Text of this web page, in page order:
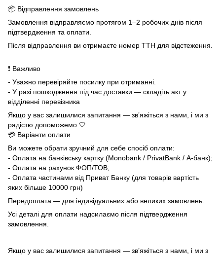
📦 Відправлення замовлень
Замовлення відправляємо протягом 1–2 робочих днів після
підтвердження та оплати.
Після відправлення ви отримаєте номер ТТН для відстеження.
❗ Важливо
- Уважно перевіряйте посилку при отриманні.
- У разі пошкодження під час доставки — складіть акт у
відділенні перевізника
Якщо у вас залишилися запитання — зв’яжіться з нами, і ми з
радістю допоможемо 🤍
💳 Варіанти оплати
Ви можете обрати зручний для себе спосіб оплати:
- Оплата на банківську картку (Monobank / PrivatBank / А-банк);
- Оплата на рахунок ФОП/ТОВ;
- Оплата частинами від Приват Банку (для товарів вартість
яких більше 10000 грн)
Передоплата — для індивідуальних або великих замовлень.
Усі деталі для оплати надсилаємо після підтвердження
замовлення.
Якщо у вас залишилися запитання — зв’яжіться з нами, і ми з